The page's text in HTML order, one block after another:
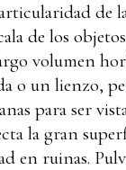
de
de los
volumen
o un lienzo,
para ser
la gran
en ruinas.